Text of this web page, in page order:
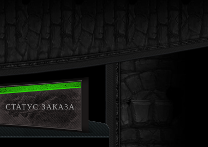
СТАТУС ЗАКАЗА